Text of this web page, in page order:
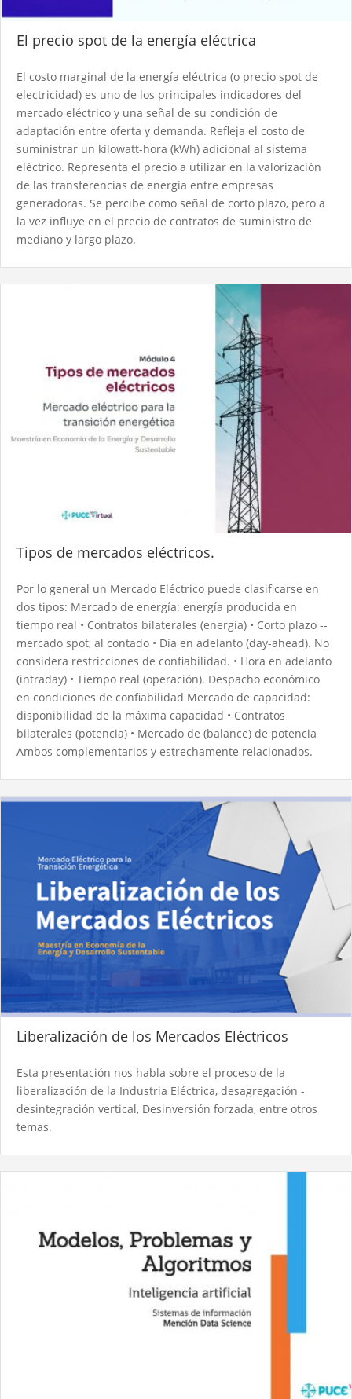
El precio spot de la energía eléctrica
El costo marginal de la energía eléctrica (o precio spot de
electricidad) es uno de los principales indicadores del
mercado eléctrico y una señal de su condición de
adaptación entre oferta y demanda. Refleja el costo de
suministrar un kilowatt-hora (kWh) adicional al sistema
eléctrico. Representa el precio a utilizar en la valorización
de las transferencias de energía entre empresas
generadoras. Se percibe como señal de corto plazo, pero a
la vez influye en el precio de contratos de suministro de
mediano y largo plazo.
Tipos de mercados eléctricos.
Por lo general un Mercado Eléctrico puede clasificarse en
dos tipos: Mercado de energía: energía producida en
tiempo real • Contratos bilaterales (energía) • Corto plazo --
mercado spot, al contado • Día en adelanto (day-ahead). No
considera restricciones de confiabilidad. • Hora en adelanto
(intraday) • Tiempo real (operación). Despacho económico
en condiciones de confiabilidad Mercado de capacidad:
disponibilidad de la máxima capacidad • Contratos
bilaterales (potencia) • Mercado de (balance) de potencia
Ambos complementarios y estrechamente relacionados.
Liberalización de los Mercados Eléctricos
Esta presentación nos habla sobre el proceso de la
liberalización de la Industria Eléctrica, desagregación -
desintegración vertical, Desinversión forzada, entre otros
temas.